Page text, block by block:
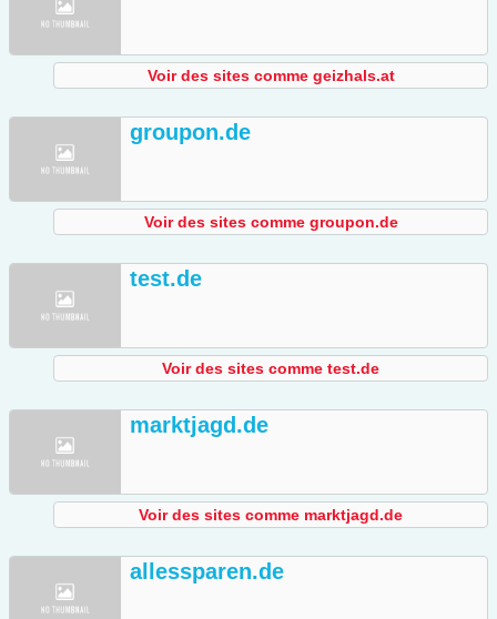
Voir des sites comme geizhals.at
groupon.de
Voir des sites comme groupon.de
test.de
Voir des sites comme test.de
marktjagd.de
Voir des sites comme marktjagd.de
allessparen.de